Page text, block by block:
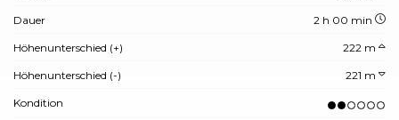
Dauer 2 h 00 min
Höhenunterschied (+) 222 m
Höhenunterschied (-) 221 m
Kondition